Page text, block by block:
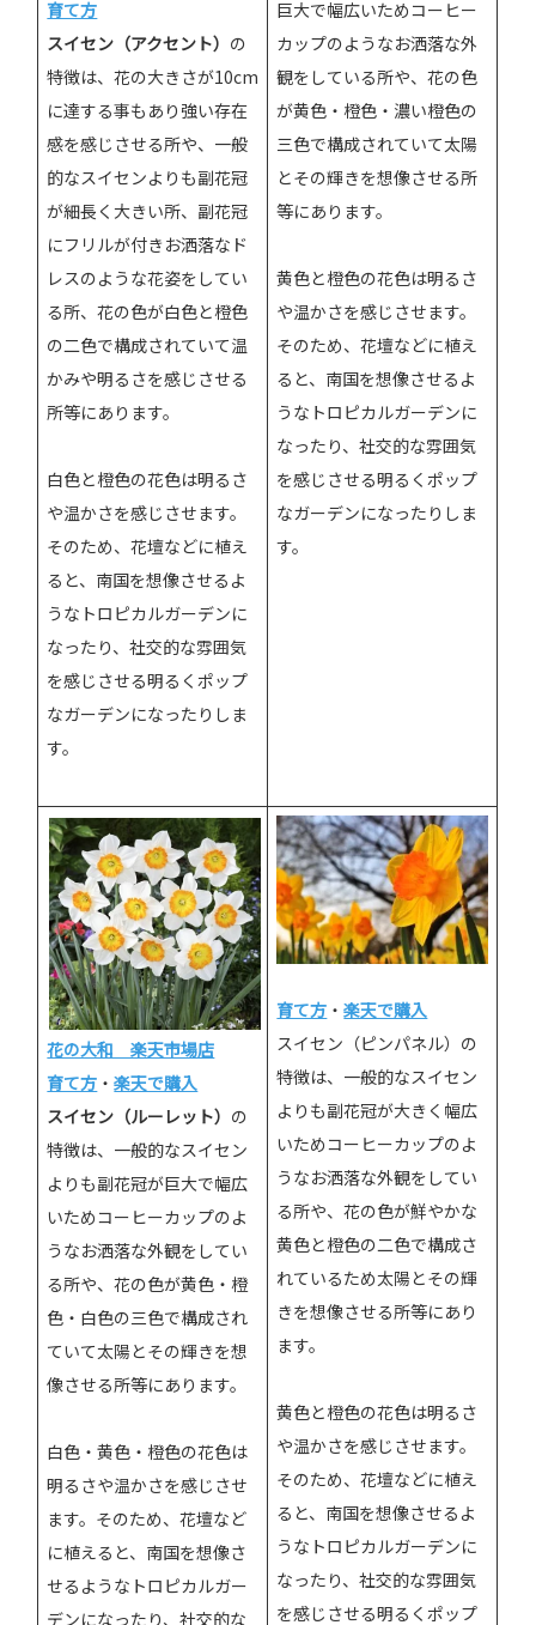
育て方
スイセン（アクセント） の
特徴は、花の大きさが10cm
に達する事もあり強い存在
感を感じさせる所や、一般
的なスイセンよりも副花冠
が細長く大きい所、副花冠
にフリルが付きお洒落なド
レスのような花姿をしてい
る所、花の色が白色と橙色
の二色で構成されていて温
かみや明るさを感じさせる
所等にあります。
白色と橙色の花色は明るさ
や温かさを感じさせます。
そのため、花壇などに植え
ると、南国を想像させるよ
うなトロピカルガーデンに
なったり、社交的な雰囲気
を感じさせる明るくポップ
なガーデンになったりしま
す。
巨大で幅広いためコーヒー
カップのようなお洒落な外
観をしている所や、花の色
が黄色・橙色・濃い橙色の
三色で構成されていて太陽
とその輝きを想像させる所
等にあります。
黄色と橙色の花色は明るさ
や温かさを感じさせます。
そのため、花壇などに植え
ると、南国を想像させるよ
うなトロピカルガーデンに
なったり、社交的な雰囲気
を感じさせる明るくポップ
なガーデンになったりしま
す。
花の大和 楽天市場店
育て方 ・楽天で購入
スイセン（ルーレット） の
特徴は、一般的なスイセン
よりも副花冠が巨大で幅広
いためコーヒーカップのよ
うなお洒落な外観をしてい
る所や、花の色が黄色・橙
色・白色の三色で構成され
ていて太陽とその輝きを想
像させる所等にあります。
白色・黄色・橙色の花色は
明るさや温かさを感じさせ
ます。そのため、花壇など
に植えると、南国を想像さ
せるようなトロピカルガー
デンになったり、社交的な
育て方 ・楽天で購入
スイセン（ピンパネル）の
特徴は、一般的なスイセン
よりも副花冠が大きく幅広
いためコーヒーカップのよ
うなお洒落な外観をしてい
る所や、花の色が鮮やかな
黄色と橙色の二色で構成さ
れているため太陽とその輝
きを想像させる所等にあり
ます。
黄色と橙色の花色は明るさ
や温かさを感じさせます。
そのため、花壇などに植え
ると、南国を想像させるよ
うなトロピカルガーデンに
なったり、社交的な雰囲気
を感じさせる明るくポップ